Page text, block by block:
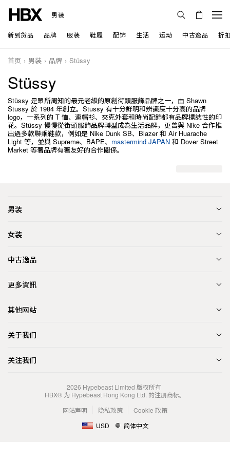
男装
新到货品 品牌 服装 鞋履 配饰 生活 运动 中古逸品 折
首页 男装 品牌 Stüssy
Stüssy
Stüssy 是眾所周知的最元老級的原創街頭服飾品牌之一，由 Shawn
Stussy 於 1984 年創立。Stussy 有十分鮮明和辨識度十分高的品牌
logo，一系列的 T 恤、連帽衫、夾克外套和時尚配飾都有品牌標誌性的印
花。Stüssy 慢慢從街頭服飾品牌轉型成為生活品牌，更曾與 Nike 合作推
出過多款聯乘鞋款，例如是 Nike Dunk SB、Blazer 和 Air Huarache
Light 等，並與 Supreme、BAPE、 mastermind JAPAN 和 Dover Street
Market 等著品牌有著友好的合作關係。
男装
女装
中古逸品
更多資訊
其他网站
关于我们
关注我们
2026 Hypebeast Limited 版权所有
HBX® 为 Hypebeast Hong Kong Ltd. 的注册商标。
网站声明
隐私政策
Cookie 政策
USD
简体中文